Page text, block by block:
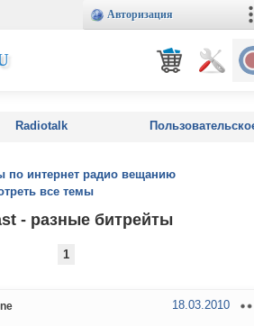
Авторизация
Radiotalk
по интернет радио вещанию
все темы
- разные битрейты
1
18.03.2010